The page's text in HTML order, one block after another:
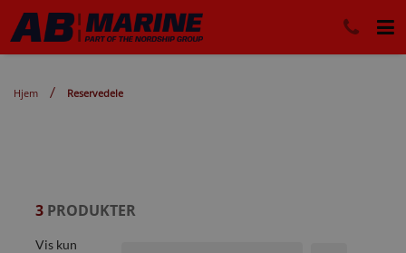
Hjem Reservedele
3PRODUKTER
Vis kun